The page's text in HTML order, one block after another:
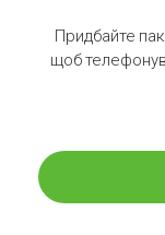
Придбайте
щоб